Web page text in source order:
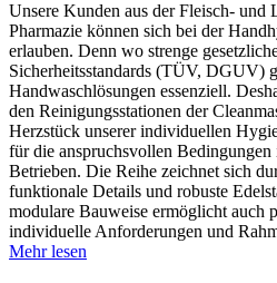
Unsere Kunden aus der Fleisch- und
Pharmazie können sich bei der
erlauben. Denn wo strenge
Sicherheitsstandards (TÜV, DGUV)
Handwaschlösungen essenziell.
den Reinigungsstationen der
Herzstück unserer individuellen
für die anspruchsvollen Bedingungen
Betrieben. Die Reihe zeichnet sich
funktionale Details und robuste
modulare Bauweise ermöglicht auch
individuelle Anforderungen und
Mehr lesen